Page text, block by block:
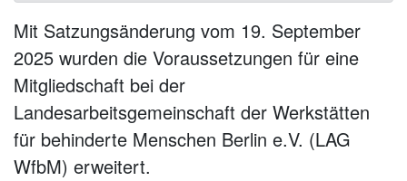
Mit Satzungsänderung vom 19. September
2025 wurden die Voraussetzungen für eine
Mitgliedschaft bei der
Landesarbeitsgemeinschaft der Werkstätten
für behinderte Menschen Berlin e.V. (LAG
WfbM) erweitert.